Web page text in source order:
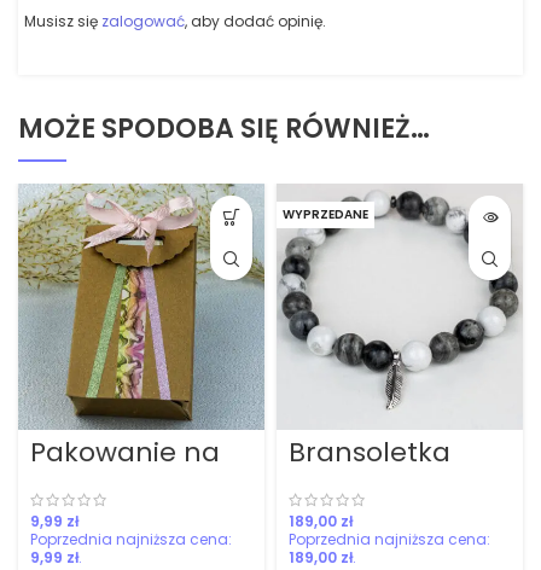
Musisz się zalogować, aby dodać opinię.
MOŻE SPODOBA SIĘ RÓWNIEŻ…
Pakowanie na
prezent!
zł
9,99 zł
WYPRZEDANE
Bransoletka
mocy z
howlitem,
jaspisem i
larvikitem
zł
189,00 zł